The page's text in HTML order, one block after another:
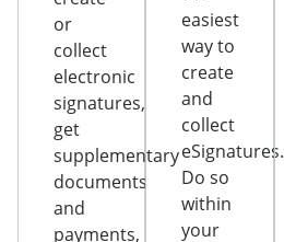
or
collect
electronic
signatures,
get
supplementary
documents
and
payments,
easiest
way to
create
and
collect
eSignatures.
Do so
within
your